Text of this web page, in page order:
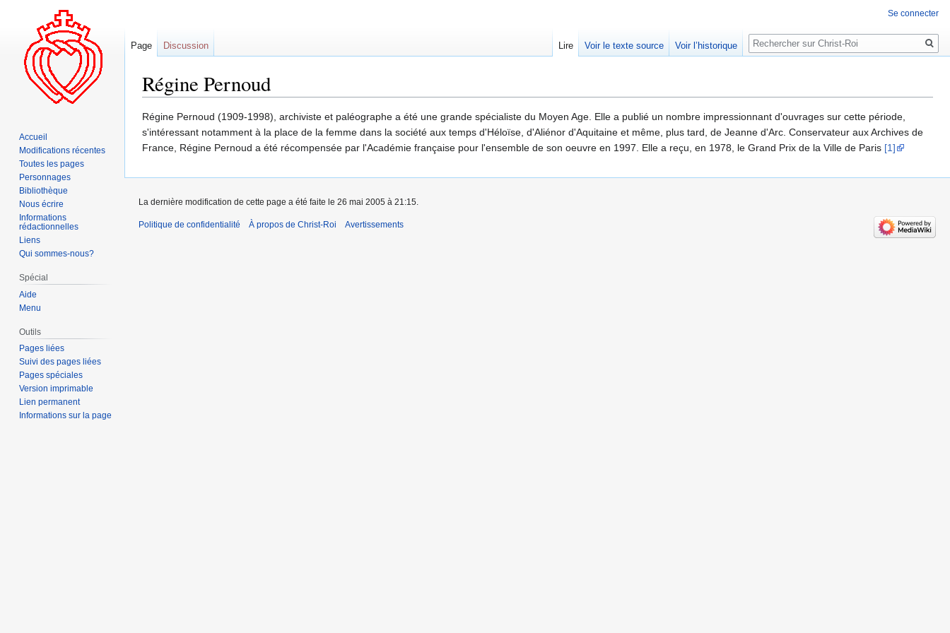
Régine Pernoud
Aller
à
la
Aller
à
la
Régine Pernoud (1909-1998), archiviste et paléographe a été une grande spécialiste du Moyen Age. Elle a publié un nombre impressionnant d'ouvrages sur cette période,
s'intéressant notamment à la place de la femme dans la société aux temps d'Héloïse, d'Aliénor d'Aquitaine et même, plus tard, de Jeanne d'Arc. Conservateur aux Archives de
France, Régine Pernoud a été récompensée par l'Académie française pour l'ensemble de son oeuvre en 1997. Elle a reçu, en 1978, le Grand Prix de la Ville de Paris [1]
Se connecter
Page Discussion Lire Voir le texte source Voir l’historique
Rechercher
Accueil
Modifications récentes
Toutes les pages
Personnages
Bibliothèque
Nous écrire
Informations
rédactionnelles
Liens
Qui sommes-nous?
Spécial
Aide
Menu
Outils
Pages liées
Suivi des pages liées
Pages spéciales
Version imprimable
Lien permanent
Informations sur la page
La dernière modification de cette page a été faite le 26 mai 2005 à 21:15.
Politique de confidentialité À propos de Christ-Roi Avertissements